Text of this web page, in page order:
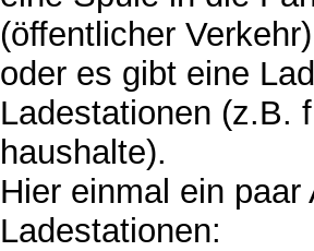
(öffentlicher Verkehr)
oder es gibt eine
Ladestationen (z.B.
haushalte).
Hier einmal ein
Ladestationen: